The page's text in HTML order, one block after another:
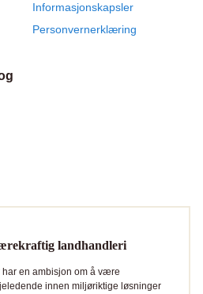
Informasjonskapsler
Personvernerklæring
landhandleri
har en ambisjon om å være
innen miljøriktige løsninger